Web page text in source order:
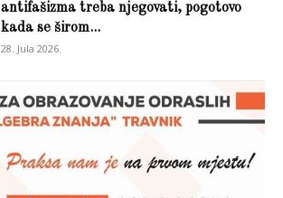
antifašizma treba njegovati, pogotovo
kada se širom...
28. Jula 2026.